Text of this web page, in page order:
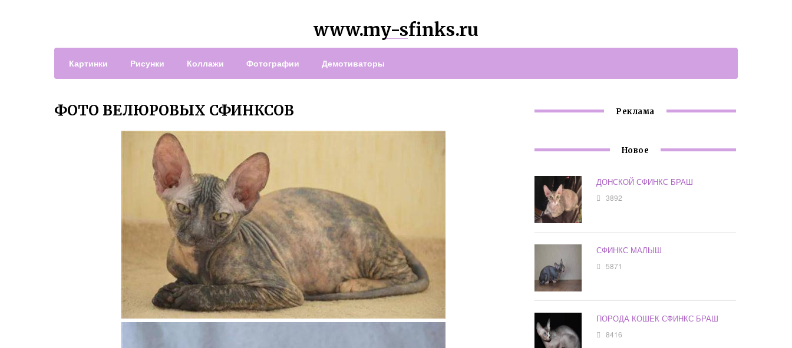
www.my-sfinks.ru
Картинки Рисунки Коллажи Фотографии Демотиваторы
ФОТО ВЕЛЮРОВЫХ СФИНКСОВ Реклама
Новое
ДОНСКОЙ СФИНКС БРАШ
3892
СФИНКС МАЛЫШ
5871
ПОРОДА КОШЕК СФИНКС БРАШ
8416